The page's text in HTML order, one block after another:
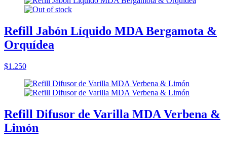
Refill Jabón Líquido MDA Bergamota &
Orquídea
$1.250
Refill Difusor de Varilla MDA Verbena &
Limón